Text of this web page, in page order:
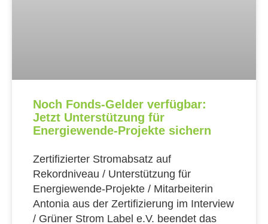
Noch Fonds-Gelder verfügbar:
Jetzt Unterstützung für
Energiewende-Projekte sichern
Zertifizierter Stromabsatz auf
Rekordniveau / Unterstützung für
Energiewende-Projekte / Mitarbeiterin
Antonia aus der Zertifizierung im Interview
/ Grüner Strom Label e.V. beendet das